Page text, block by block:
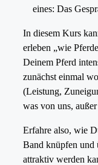
eines: Das
In diesem Kurs
erleben „wie
Deinem Pferd
zunächst einmal
(Leistung,
was von uns,
Erfahre also, wie
Band knüpfen und
attraktiv werden